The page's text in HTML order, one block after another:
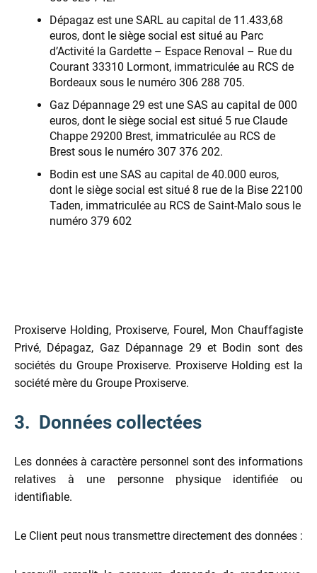
Dépagaz est une SARL au capital de 11.433,68
euros, dont le siège social est situé au Parc
d’Activité la Gardette – Espace Renoval – Rue du
Courant 33310 Lormont, immatriculée au RCS de
Bordeaux sous le numéro 306 288 705.
Gaz Dépannage 29 est une SAS au capital de 000
euros, dont le siège social est situé 5 rue Claude
Chappe 29200 Brest, immatriculée au RCS de
Brest sous le numéro 307 376 202.
Bodin est une SAS au capital de 40.000 euros,
dont le siège social est situé 8 rue de la Bise 22100
Taden, immatriculée au RCS de Saint-Malo sous le
numéro 379 602
Proxiserve Holding, Proxiserve, Fourel, Mon Chauffagiste
Privé, Dépagaz, Gaz Dépannage 29 et Bodin sont des
sociétés du Groupe Proxiserve. Proxiserve Holding est la
société mère du Groupe Proxiserve.
3. Données collectées
Les données à caractère personnel sont des informations
relatives à une personne physique identifiée ou
identifiable.
Le Client peut nous transmettre directement des données :